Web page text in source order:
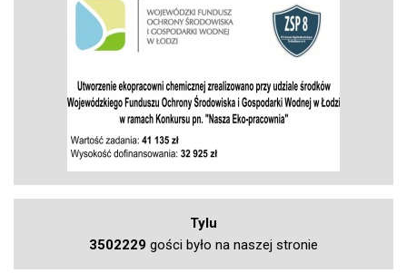
Tylu
3502229 gości było na naszej stronie